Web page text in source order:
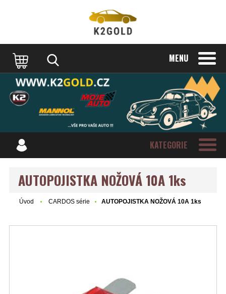
MENU
KATEGORIE
AUTOPOJISTKA NOŽOVÁ 10A 1ks
Úvod CARDOS série AUTOPOJISTKA NOŽOVÁ 10A 1ks